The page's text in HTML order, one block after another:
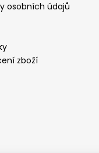
osobních údajů
zboží